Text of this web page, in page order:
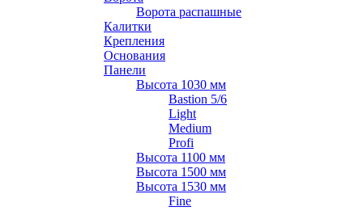
Ворота распашные
Калитки
Крепления
Основания
Панели
Высота 1030 мм
Bastion 5/6
Light
Medium
Profi
Высота 1100 мм
Высота 1500 мм
Высота 1530 мм
Fine